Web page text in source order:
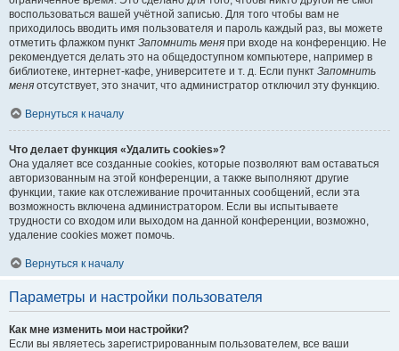
воспользоваться вашей учётной записью. Для того чтобы вам не
приходилось вводить имя пользователя и пароль каждый раз, вы можете
отметить флажком пункт Запомнить меня при входе на конференцию. Не
рекомендуется делать это на общедоступном компьютере, например в
библиотеке, интернет-кафе, университете и т. д. Если пункт Запомнить
меня отсутствует, это значит, что администратор отключил эту функцию.
Вернуться к началу
Что делает функция «Удалить cookies»?
Она удаляет все созданные cookies, которые позволяют вам оставаться
авторизованным на этой конференции, а также выполняют другие
функции, такие как отслеживание прочитанных сообщений, если эта
возможность включена администратором. Если вы испытываете
трудности со входом или выходом на данной конференции, возможно,
удаление cookies может помочь.
Вернуться к началу
Параметры и настройки пользователя
Как мне изменить мои настройки?
Если вы являетесь зарегистрированным пользователем, все ваши